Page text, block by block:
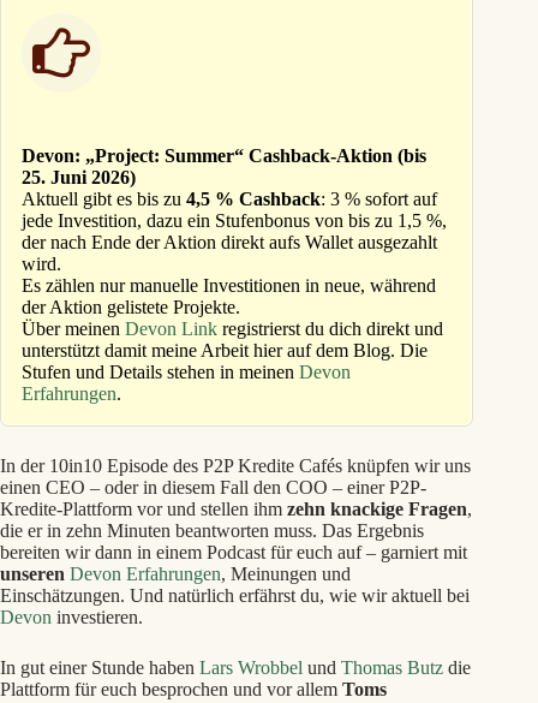
Devon: „Project: Summer“ Cashback-Aktion (bis
25. Juni 2026)
Aktuell gibt es bis zu 4,5 % Cashback: 3 % sofort auf
jede Investition, dazu ein Stufenbonus von bis zu 1,5 %,
der nach Ende der Aktion direkt aufs Wallet ausgezahlt
wird.
Es zählen nur manuelle Investitionen in neue, während
der Aktion gelistete Projekte.
Über meinen Devon Link registrierst du dich direkt und
unterstützt damit meine Arbeit hier auf dem Blog. Die
Stufen und Details stehen in meinen Devon
Erfahrungen.
In der 10in10 Episode des P2P Kredite Cafés knüpfen wir uns
einen CEO – oder in diesem Fall den COO – einer P2P-
Kredite-Plattform vor und stellen ihm zehn knackige Fragen,
die er in zehn Minuten beantworten muss. Das Ergebnis
bereiten wir dann in einem Podcast für euch auf – garniert mit
unseren Devon Erfahrungen, Meinungen und
Einschätzungen. Und natürlich erfährst du, wie wir aktuell bei
Devon investieren.
In gut einer Stunde haben Lars Wrobbel und Thomas Butz die
Plattform für euch besprochen und vor allem Toms